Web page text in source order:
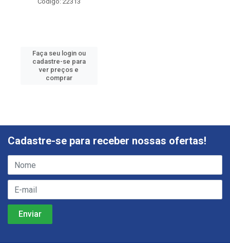
Faça seu login ou
cadastre-se para
ver preços e
comprar
Cadastre-se para receber nossas ofertas!